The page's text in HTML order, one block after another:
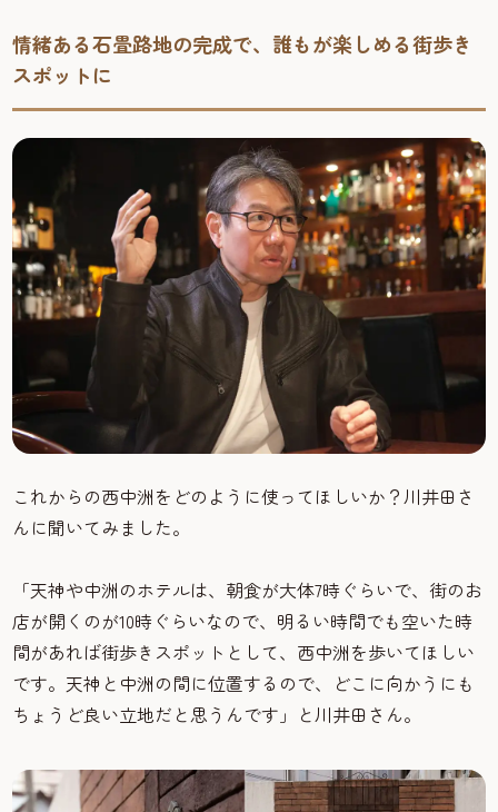
情緒ある石畳路地の完成で、誰もが楽しめる街歩き
スポットに
これからの西中洲をどのように使ってほしいか？川井田さ
んに聞いてみました。
「天神や中洲のホテルは、朝食が大体7時ぐらいで、街のお
店が開くのが10時ぐらいなので、明るい時間でも空いた時
間があれば街歩きスポットとして、西中洲を歩いてほしい
です。天神と中洲の間に位置するので、どこに向かうにも
ちょうど良い立地だと思うんです」と川井田さん。